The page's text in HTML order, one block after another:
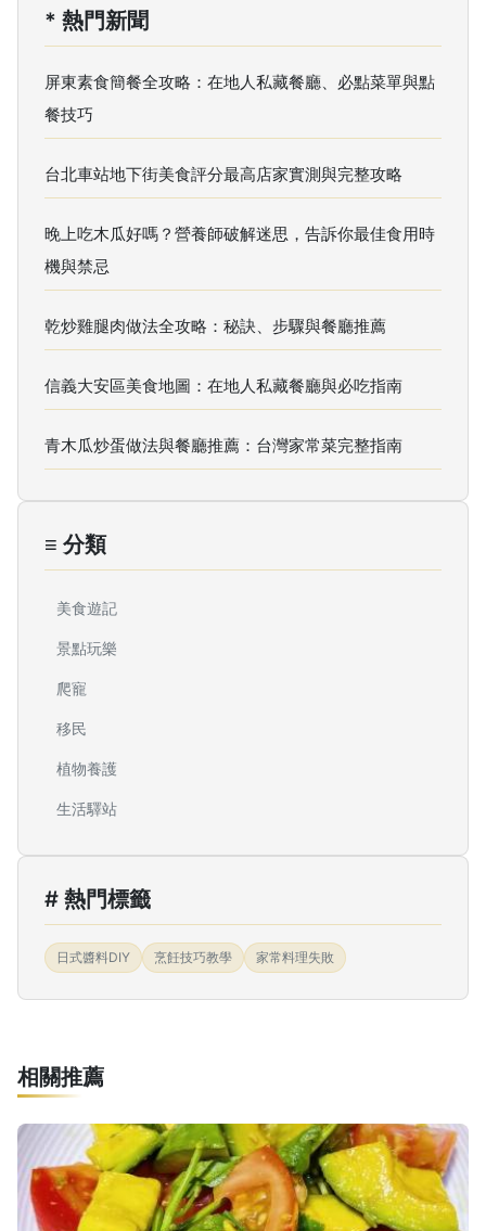
* 熱門新聞
屏東素食簡餐全攻略：在地人私藏餐廳、必點菜單與點
餐技巧
台北車站地下街美食評分最高店家實測與完整攻略
晚上吃木瓜好嗎？營養師破解迷思，告訴你最佳食用時
機與禁忌
乾炒雞腿肉做法全攻略：秘訣、步驟與餐廳推薦
信義大安區美食地圖：在地人私藏餐廳與必吃指南
青木瓜炒蛋做法與餐廳推薦：台灣家常菜完整指南
≡ 分類
美食遊記
景點玩樂
爬寵
移民
植物養護
生活驛站
# 熱門標籤
日式醬料DIY 烹飪技巧教學 家常料理失敗
相關推薦